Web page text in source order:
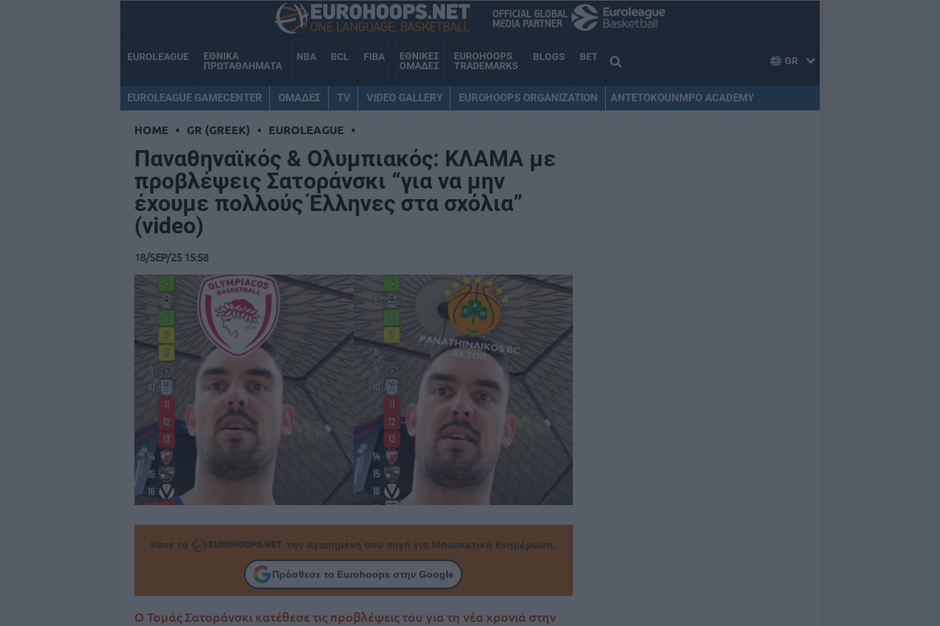
EUROLEAGUE
ΕΘΝΙΚΑ
ΠΡΩΤΑΘΛΗΜΑΤΑ
NBA BCL FIBA
ΕΘΝΙΚΕΣ
ΟΜΑΔΕΣ
EUROHOOPS
TRADEMARKS
BLOGS BET GR
EUROLEAGUE GAMECENTER ΟΜΑΔΕΣ TV VIDEO GALLERY EUROHOOPS ORGANIZATION ANTETOKOUNMPO ACADEMY
HOME • GR (GREEK) • EUROLEAGUE •
Παναθηναϊκός & Ολυμπιακός: ΚΛΑΜΑ με
προβλέψεις Σατοράνσκι “για να μην
έχουμε πολλούς Έλληνες στα σχόλια”
(video)
18/SEP/25 15:58
Κάνε το την Αγαπημένη σου πηγή για Μπασκετική Ενημέρωση.
Πρόσθεσε το Eurohoops στην Google
Ο Τομάς Σατοράνσκι κατέθεσε τις προβλέψεις του για τη νέα χρονιά στην